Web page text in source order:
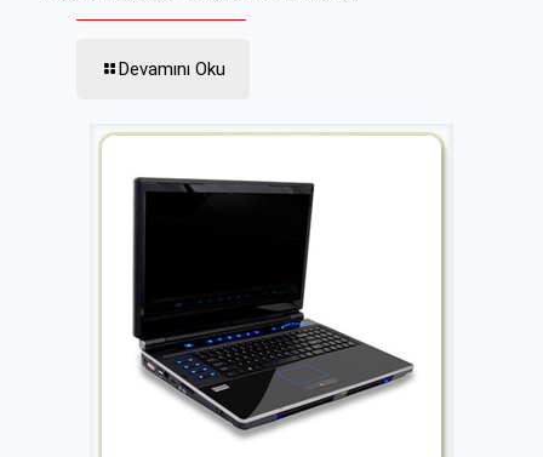
Devamını Oku